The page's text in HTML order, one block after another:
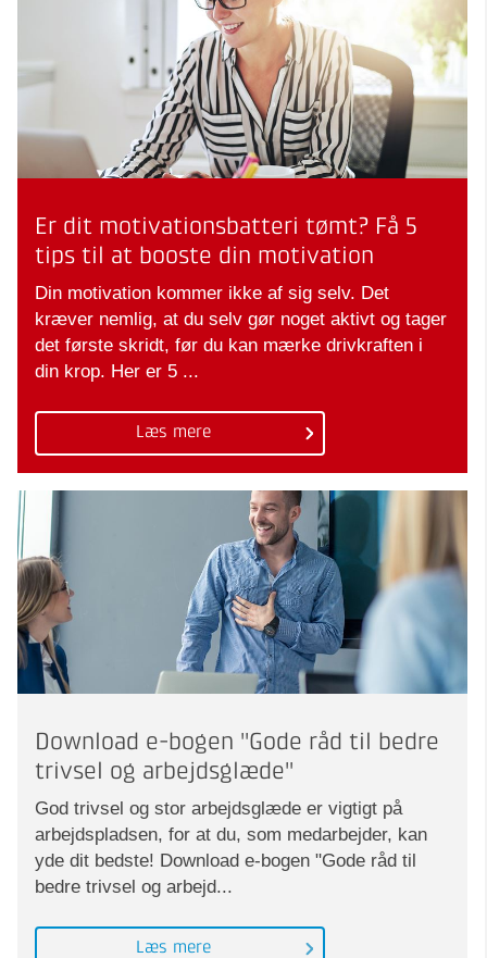
Er dit motivationsbatteri tømt? Få 5
tips til at booste din motivation
Din motivation kommer ikke af sig selv. Det
kræver nemlig, at du selv gør noget aktivt og tager
det første skridt, før du kan mærke drivkraften i
din krop. Her er 5 ...
Læs mere
Download e-bogen "Gode råd til bedre
trivsel og arbejdsglæde"
God trivsel og stor arbejdsglæde er vigtigt på
arbejdspladsen, for at du, som medarbejder, kan
yde dit bedste! Download e-bogen "Gode råd til
bedre trivsel og arbejd...
Læs mere